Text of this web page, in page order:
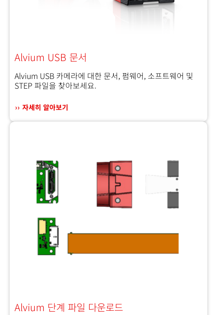
Alvium USB 문서
Alvium USB 카메라에 대한 문서, 펌웨어, 소프트웨어 및
STEP 파일을 찾아보세요.
자세히 알아보기
Alvium 단계 파일 다운로드